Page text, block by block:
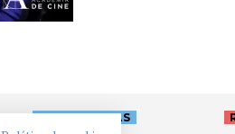
ENTREVISTAS